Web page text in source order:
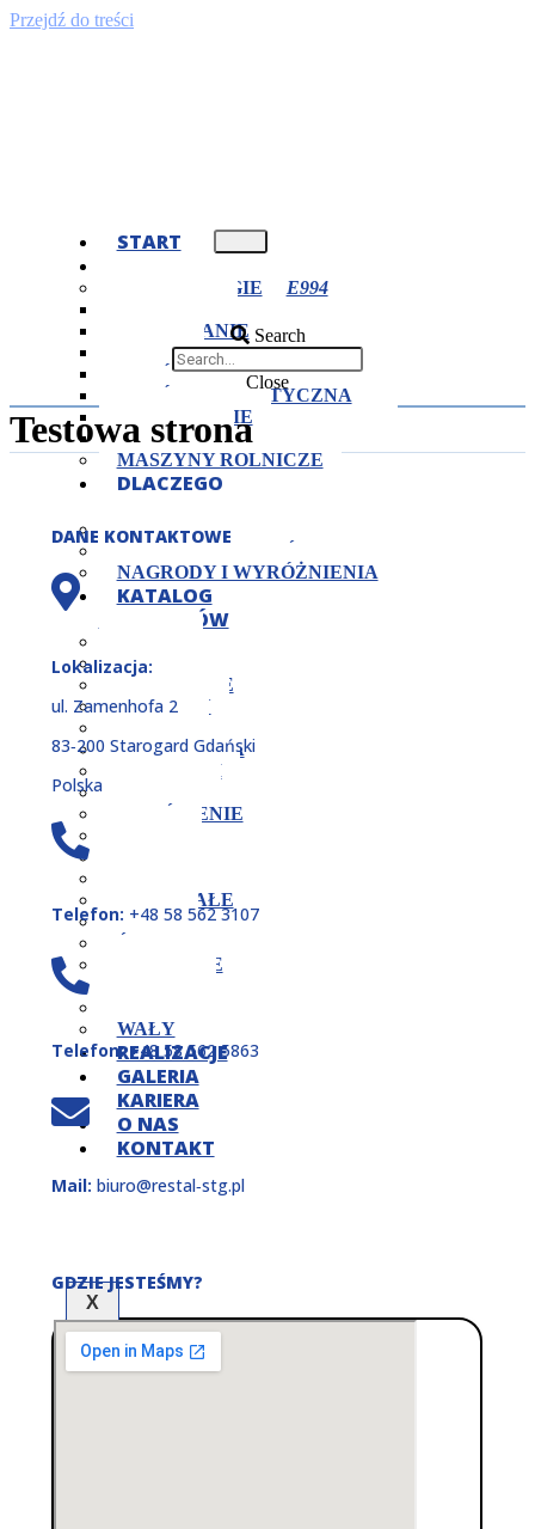
Przejdź do treści
START
TECHNOLOGIE
FREZOWANIE
CIĘCIE
OBRÓBKA CIEPLNA
OBRÓBKA PLASTYCZNA
SZLIFOWANIE
SPAWANIE
MASZYNY ROLNICZE
DLACZEGO
CERTYFIKATY
NAGRODY I WYRÓŻNIENIA
KATALOG
PRODUKTÓW
JARZMA
KOŁNIERZE
KORPUSY
MOCOWANIA
NAKRĘTKI
PIERŚCIENIE
POZOSTAŁE
ROLKI
SWORZNIE
WAŁY
REALIZACJE
GALERIA
KARIERA
O NAS
KONTAKT
X
Search
Close
Testowa strona
DANE KONTAKTOWE
Lokalizacja:
ul. Zamenhofa 2
83‑200 Starogard Gdański
Polska
Telefon: +48 58 562 3107
Telefon:+48 58 562 5863
Mail: biuro@restal‑stg.pl
GDZIE JESTEŚMY?